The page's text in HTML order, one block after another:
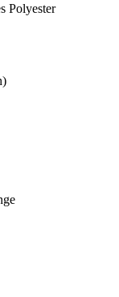
Polyester